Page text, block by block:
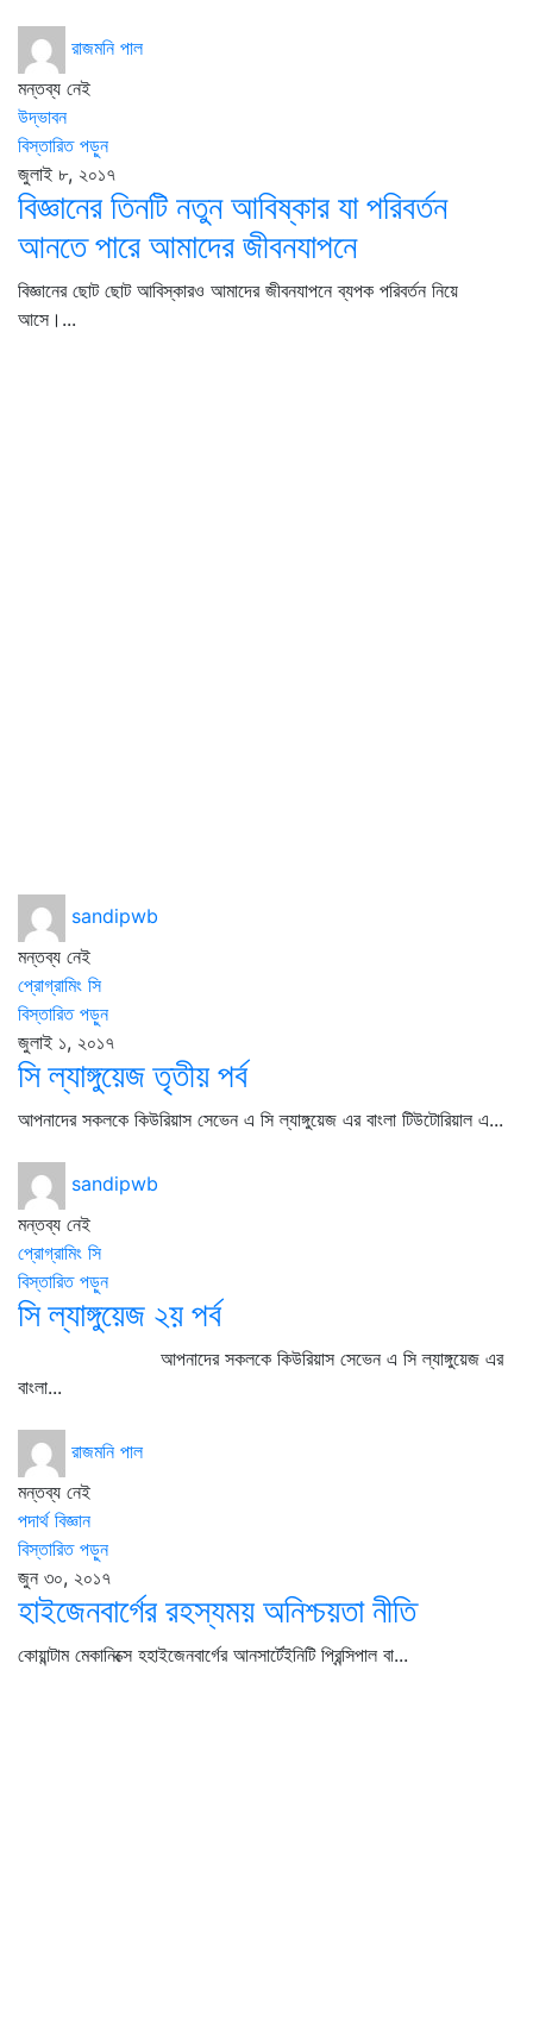
রাজমনি পাল
মন্তব্য নেই
উদ্ভাবন
বিস্তারিত পড়ুন
জুলাই ৮, ২০১৭
বিজ্ঞানের তিনটি নতুন আবিষ্কার যা পরিবর্তন
আনতে পারে আমাদের জীবনযাপনে
বিজ্ঞানের ছোট ছোট আবিস্কারও আমাদের জীবনযাপনে ব্যপক পরিবর্তন নিয়ে
আসে।...
sandipwb
মন্তব্য নেই
প্রোগ্রামিং সি
বিস্তারিত পড়ুন
জুলাই ১, ২০১৭
সি ল্যাঙ্গুয়েজ তৃতীয় পর্ব
আপনাদের সকলকে কিউরিয়াস সেভেন এ সি ল্যাঙ্গুয়েজ এর বাংলা টিউটোরিয়াল এ...
sandipwb
মন্তব্য নেই
প্রোগ্রামিং সি
বিস্তারিত পড়ুন
সি ল্যাঙ্গুয়েজ ২য় পর্ব
আপনাদের সকলকে কিউরিয়াস সেভেন এ সি ল্যাঙ্গুয়েজ এর
বাংলা...
রাজমনি পাল
মন্তব্য নেই
পদার্থ বিজ্ঞান
বিস্তারিত পড়ুন
জুন ৩০, ২০১৭
হাইজেনবার্গের রহস্যময় অনিশ্চয়তা নীতি
কোয়ান্টাম মেকানিক্সে হহাইজেনবার্গের আনসার্টেইনিটি প্রিন্সিপাল বা...